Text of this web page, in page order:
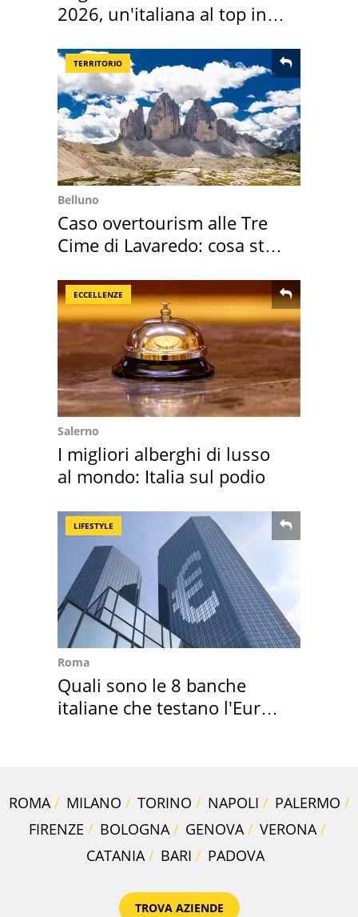
2026, un'italiana al top in
TERRITORIO
Belluno
Caso overtourism alle Tre
Cime di Lavaredo: cosa sta
ECCELLENZE
Salerno
I migliori alberghi di lusso
al mondo: Italia sul podio
LIFESTYLE
Roma
Quali sono le 8 banche
italiane che testano l'Euro
ROMA MILANO TORINO NAPOLI
PALERMO
FIRENZE
BOLOGNA GENOVA
VERONA
CATANIA
BARI PADOVA
TROVA AZIENDE